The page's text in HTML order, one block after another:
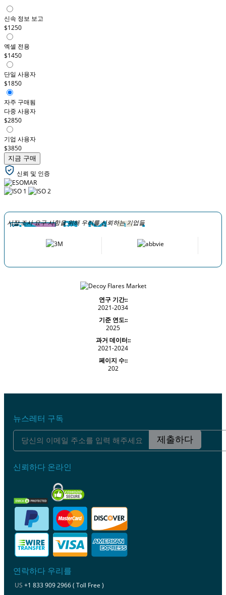
신속 정보 보고
$1250
엑셀 전용
$1450
단일 사용자
$1850
자주 구매됨
다중 사용자
$2850
기업 사용자
$3850
지금 구매
신뢰 및 인증
시장 조사 요구 사항을 위해 우리를 신뢰하는 기업들
연구 기간::
2021-2034
기준 연도::
2025
과거 데이터::
2021-2024
페이지 수::
202
뉴스레터 구독
제출하다
신뢰하다 온라인
연락하다 우리를
US +1 833 909 2966 ( Toll Free )